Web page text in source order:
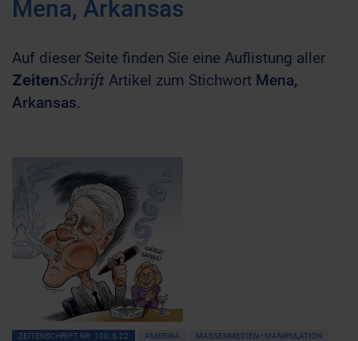
Mena, Arkansas
Auf dieser Seite finden Sie eine Auflistung aller
ZeitenSchrift Artikel zum Stichwort Mena,
Arkansas.
ZEITENSCHRIFT NR. 100, S.22 AMERIKA
MASSENMEDIEN • MANIPULATION